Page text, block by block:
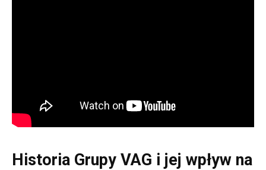
Historia Grupy VAG i jej wpływ na